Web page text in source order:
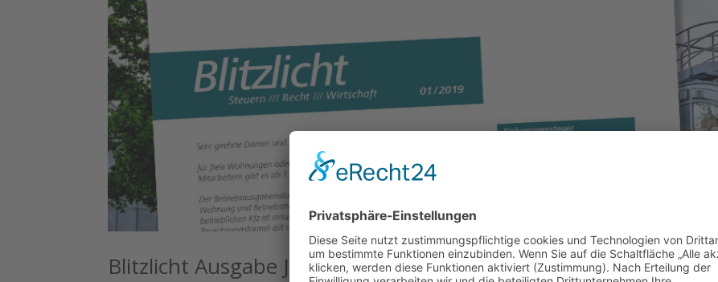
Blitzlicht Ausgabe Januar 2019 erschienen